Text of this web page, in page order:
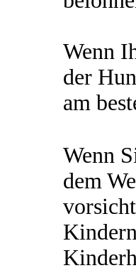
Wenn
der
am
Wenn
dem